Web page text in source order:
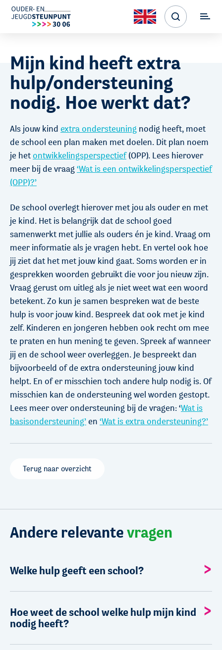
Mijn kind heeft extra
hulp/ondersteuning
nodig. Hoe werkt dat?
Als jouw kind extra ondersteuning nodig heeft, moet
de school een plan maken met doelen. Dit plan noem
je hetontwikkelingsperspectief(OPP). Lees hierover
meer bij de vraag ‘Wat is een ontwikkelingsperspectief
(OPP)?’
De school overlegt hierover met jou als ouder en met
je kind. Het is belangrijk dat de school goed
samenwerkt met jullie als ouders én je kind. Vraag om
meer informatie als je vragen hebt. En vertel ook hoe
jij ziet dat het met jouw kind gaat. Soms worden er in
gesprekken woorden gebruikt die voor jou nieuw zijn.
Vraag gerust om uitleg als je niet weet wat een woord
betekent. Zo kun je samen bespreken wat de beste
hulp is voor jouw kind. Bespreek dat ook met je kind
zelf. Kinderen en jongeren hebben ook recht om mee
te praten en hun mening te geven. Spreek af wanneer
jij en de school weer overleggen. Je bespreekt dan
bijvoorbeeld of de extra ondersteuning jouw kind
helpt. En of er misschien toch andere hulp nodig is. Of
misschien kan de ondersteuning wel worden gestopt.
Lees meer over ondersteuning bij de vragen: ‘Wat is
basisondersteuning’en ‘Wat is extra ondersteuning?’
Terug naar overzicht
Andere relevantevragen
Welke hulp geeft een school?
Hoe weet de school welke hulp mijn kind
nodig heeft?